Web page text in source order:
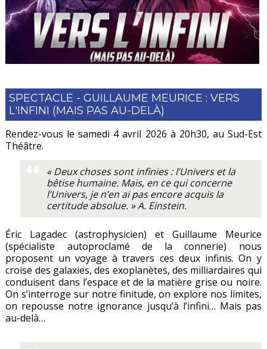
SPECTACLE - GUILLAUME MEURICE : VERS
L'INFINI (MAIS PAS AU-DELÀ)
Rendez-vous le samedi 4 avril 2026 à 20h30, au Sud-Est
Théâtre.
« Deux choses sont infinies : l’Univers et la
bêtise humaine. Mais, en ce qui concerne
l’Univers, je n’en ai pas encore acquis la
certitude absolue. » A. Einstein.
Éric Lagadec (astrophysicien) et Guillaume Meurice
(spécialiste autoproclamé de la connerie) nous
proposent un voyage à travers ces deux infinis. On y
croise des galaxies, des exoplanètes, des milliardaires qui
conduisent dans l’espace et de la matière grise ou noire.
On s’interroge sur notre finitude, on explore nos limites,
on repousse notre ignorance jusqu’à l’infini… Mais pas
au-delà…